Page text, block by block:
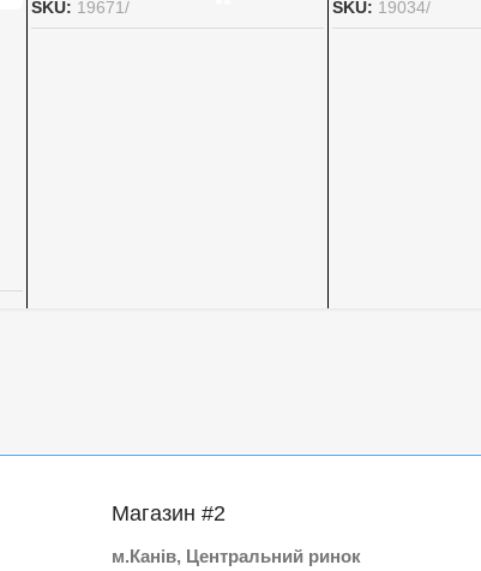
SKU: 19671/ SKU: 19034/
Магазин #2
м.Канів, Центральний ринок